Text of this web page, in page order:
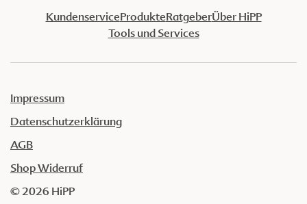
KundenserviceProdukteRatgeberÜber HiPP
Tools und Services
Impressum
Datenschutzerklärung
AGB
Shop Widerruf
© 2026 HiPP